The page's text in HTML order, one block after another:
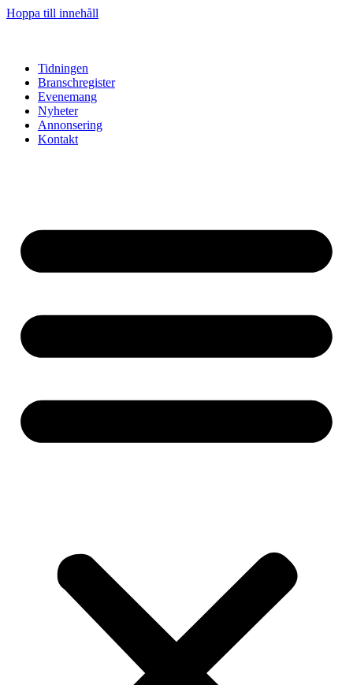
Hoppa till innehåll
Tidningen
Branschregister
Evenemang
Nyheter
Annonsering
Kontakt